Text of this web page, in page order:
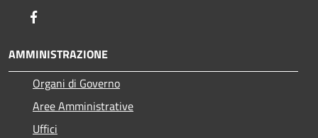
AMMINISTRAZIONE
Organi di Governo
Aree Amministrative
Uffici